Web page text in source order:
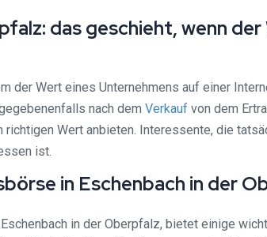
das geschieht, wenn
der Wert eines Unternehmens auf einer
nach dem Verkauf von dem
Wert anbieten. Interessente, die
ist.
in Eschenbach in der
in der Oberpfalz, bietet einige